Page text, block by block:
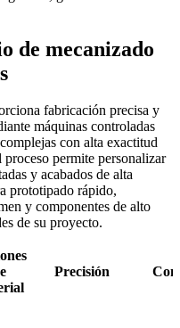
de mecanizado
fabricación precisa y
máquinas controladas
con alta exactitud
permite personalizar
y acabados de alta
prototipado rápido,
y componentes de alto
de su proyecto.
Precisión